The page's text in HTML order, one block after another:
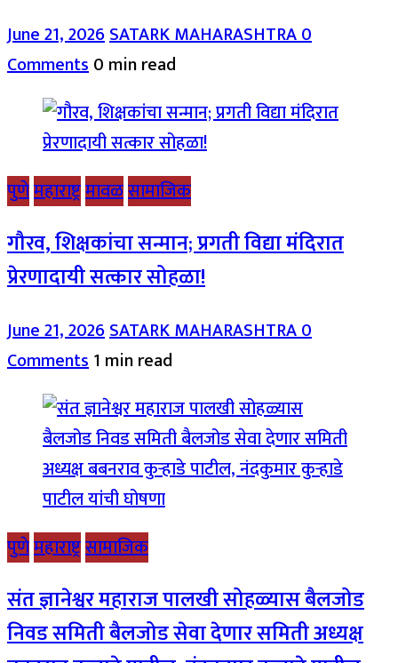
June 21, 2026SATARK MAHARASHTRA0
Comments0 min read
पुणेमहाराष्ट्रमावळसामाजिक
गौरव, शिक्षकांचा सन्मान; प्रगती विद्या मंदिरात
प्रेरणादायी सत्कार सोहळा!
June 21, 2026SATARK MAHARASHTRA0
Comments1 min read
पुणेमहाराष्ट्रसामाजिक
संत ज्ञानेश्वर महाराज पालखी सोहळ्यास बैलजोड
निवड समिती बैलजोड सेवा देणार समिती अध्यक्ष